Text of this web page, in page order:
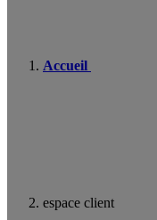
Accueil
espace client